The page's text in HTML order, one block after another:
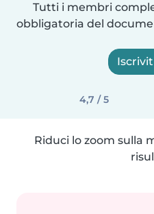
Tutti i membri
obbligatoria del
4,7 / 5
Riduci lo zoom sulla